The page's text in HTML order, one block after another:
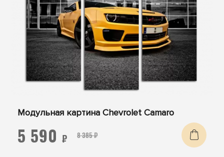
Модульная картина Chevrolet Camaro
8 385 ₽
5 590 ₽